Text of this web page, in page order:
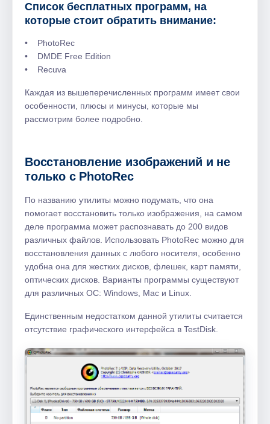
Список бесплатных программ, на
которые стоит обратить внимание:
• PhotoRec
• DMDE Free Edition
• Recuva
Каждая из вышеперечисленных программ имеет свои
особенности, плюсы и минусы, которые мы
рассмотрим более подробно.
Восстановление изображений и не
только с PhotoRec
По названию утилиты можно подумать, что она
помогает восстановить только изображения, на самом
деле программа может распознавать до 200 видов
различных файлов. Использовать PhotoRec можно для
восстановления данных с любого носителя, особенно
удобна она для жестких дисков, флешек, карт памяти,
оптических дисков. Варианты программы существуют
для различных ОС: Windows, Mac и Linux.
Единственным недостатком данной утилиты считается
отсутствие графического интерфейса в TestDisk.